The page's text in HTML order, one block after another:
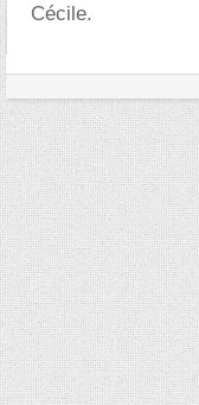
Cécile.